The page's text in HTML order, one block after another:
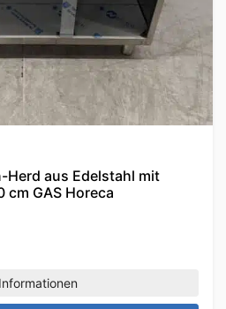
Herd aus Edelstahl mit
cm GAS Horeca
Informationen